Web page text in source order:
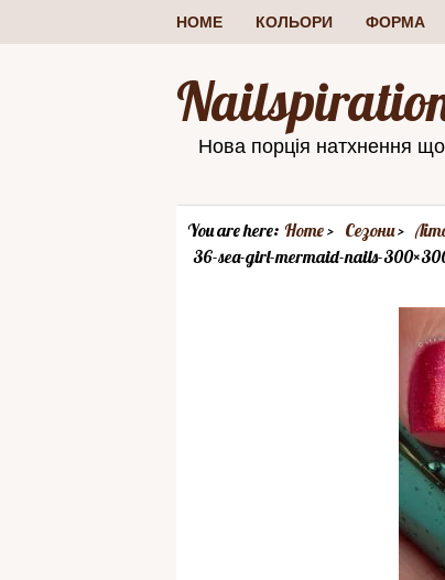
HOME КОЛЬОРИ ФОРМА
Нова порція натхнення
You are here: Home Сезони
36-sea-girl-mermaid-nails-